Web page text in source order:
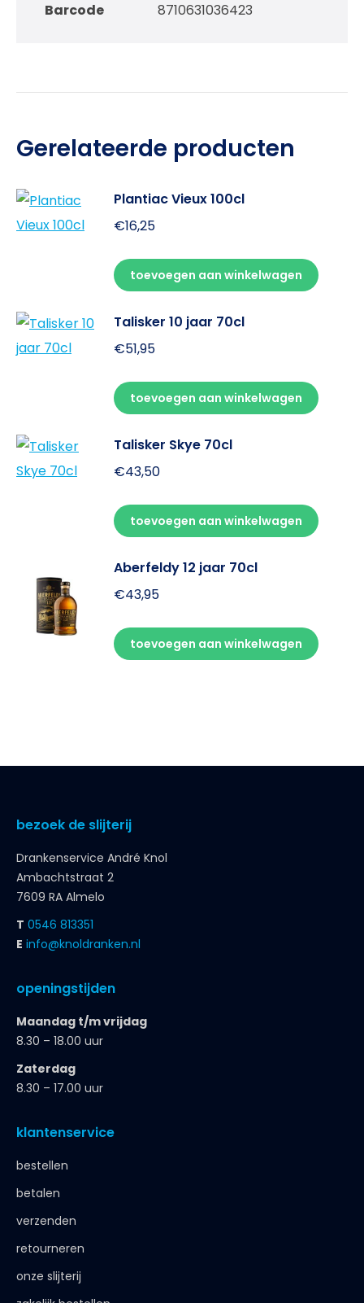
Barcode 8710631036423
Gerelateerde producten
Plantiac Vieux 100cl
€16,25
toevoegen aan winkelwagen
Talisker 10 jaar 70cl
€51,95
toevoegen aan winkelwagen
Talisker Skye 70cl
€43,50
toevoegen aan winkelwagen
Aberfeldy 12 jaar 70cl
€43,95
toevoegen aan winkelwagen
bezoek de slijterij
Drankenservice André Knol
Ambachtstraat 2
7609 RA Almelo
T 0546 813351
E info@knoldranken.nl
openingstijden
Maandag t/m vrijdag
8.30 – 18.00 uur
Zaterdag
8.30 – 17.00 uur
klantenservice
bestellen
betalen
verzenden
retourneren
onze slijterij